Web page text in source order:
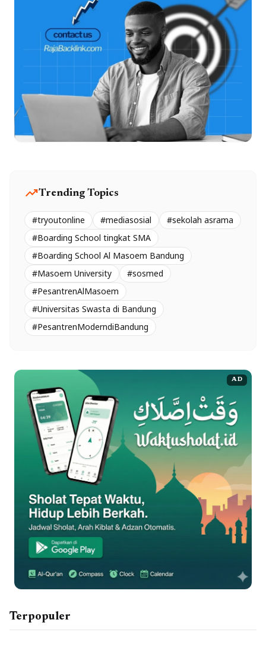
trending_upTrending Topics
#tryoutonline #mediasosial
#sekolah asrama
#Boarding School tingkat SMA
#Boarding School Al Masoem Bandung
#Masoem University
#sosmed
#PesantrenAlMasoem
#Universitas Swasta di Bandung
#PesantrenModerndiBandung
AD
Terpopuler